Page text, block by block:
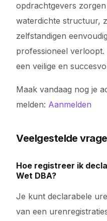
opdrachtgevers
waterdichte structuur,
zelfstandigen
professioneel
een veilige en
Maak vandaag nog je
melden: Aanmelden
Veelgestelde
Hoe registreer ik
Wet DBA?
Je kunt declarabele
van een